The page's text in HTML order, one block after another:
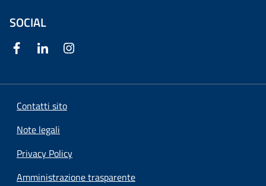
SOCIAL
Contatti sito
Note legali
Privacy Policy
Amministrazione trasparente